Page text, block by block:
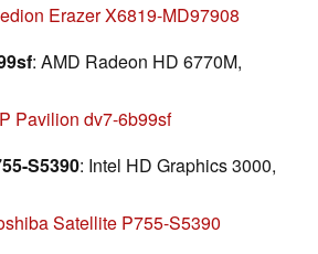
Erazer X6819-MD97908
: AMD Radeon HD 6770M,
Pavilion dv7-6b99sf
S5390: Intel HD Graphics 3000,
Satellite P755-S5390